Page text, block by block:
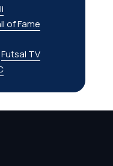
of Fame
Futsal TV